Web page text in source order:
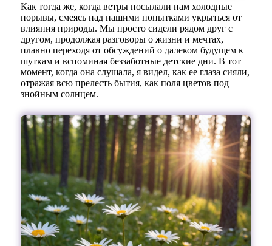
Как тогда же, когда ветры посылали нам холодные
порывы, смеясь над нашими попытками укрыться от
влияния природы. Мы просто сидели рядом друг с
другом, продолжая разговоры о жизни и мечтах,
плавно переходя от обсуждений о далеком будущем к
шуткам и вспоминая беззаботные детские дни. В тот
момент, когда она слушала, я видел, как ее глаза сияли,
отражая всю прелесть бытия, как поля цветов под
знойным солнцем.